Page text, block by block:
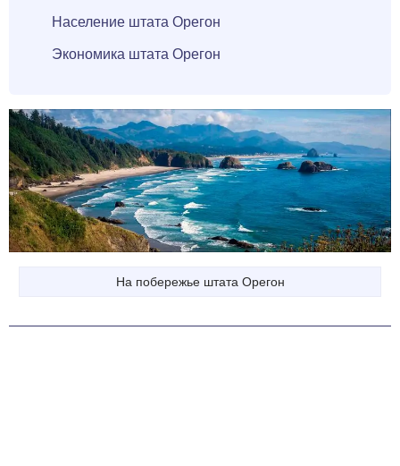
Население штата Орегон
Экономика штата Орегон
На побережье штата Орегон